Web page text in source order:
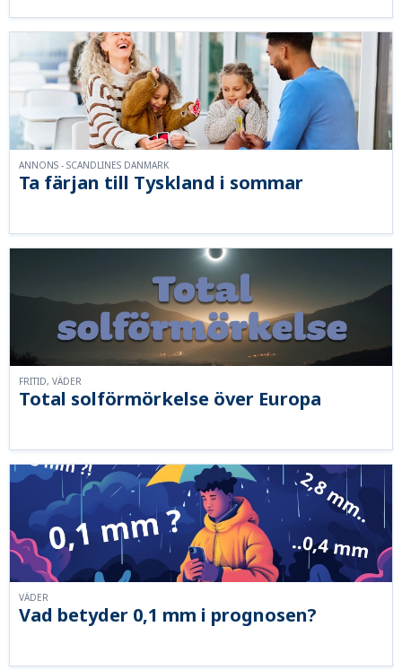
Ta färjan till Tyskland i sommar
ANNONS - SCANDLINES DANMARK
Total solförmörkelse över Europa
FRITID, VÄDER
Vad betyder 0,1 mm i prognosen?
VÄDER